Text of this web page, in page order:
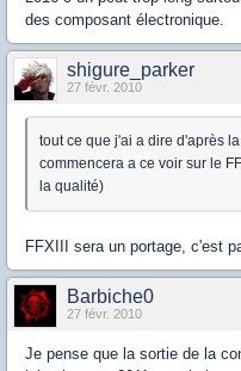
des composant électronique.
shigure_parker
27 févr. 2010
tout ce que j'ai a dire d'après
commencera a ce voir sur le
la qualité)
FFXIII sera un portage, c'est
Barbiche0
27 févr. 2010
Je pense que la sortie de la